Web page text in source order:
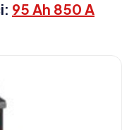
95 Ah 850 A